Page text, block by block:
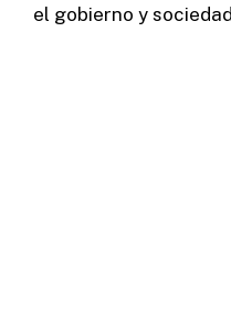
el gobierno y